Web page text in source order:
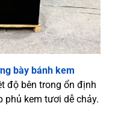
bày bánh kem
độ bên trong ổn định
phủ kem tươi dễ chảy.